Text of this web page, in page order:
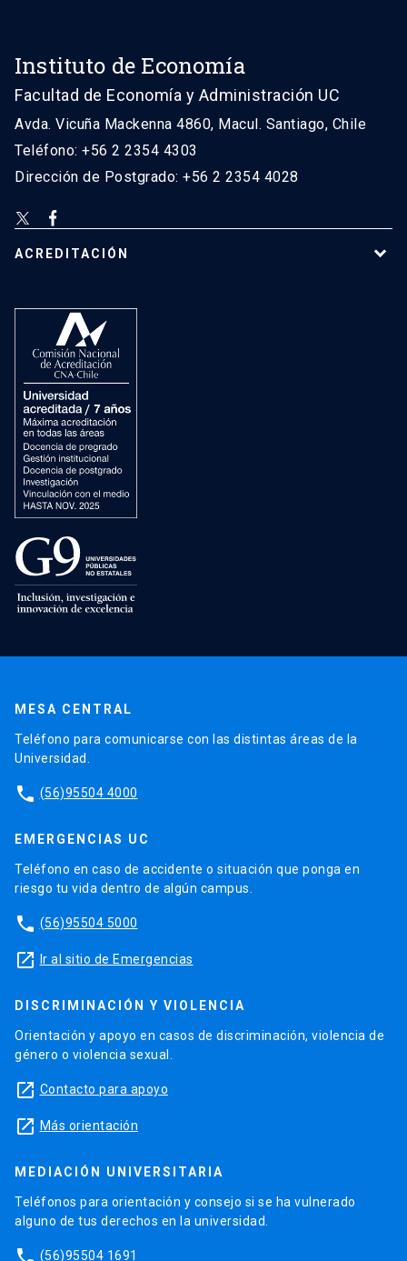
Instituto de Economía
Facultad de Economía y Administración UC
Avda. Vicuña Mackenna 4860, Macul. Santiago, Chile
Teléfono: +56 2 2354 4303
Dirección de Postgrado: +56 2 2354 4028
ACREDITACIÓN
MESA CENTRAL
Teléfono para comunicarse con las distintas áreas de la
Universidad.
phone (56)95504 4000
EMERGENCIAS UC
Teléfono en caso de accidente o situación que ponga en
riesgo tu vida dentro de algún campus.
phone (56)95504 5000
launch Ir al sitio de Emergencias
DISCRIMINACIÓN Y VIOLENCIA
Orientación y apoyo en casos de discriminación, violencia de
género o violencia sexual.
launch Contacto para apoyo
launch Más orientación
MEDIACIÓN UNIVERSITARIA
Teléfonos para orientación y consejo si se ha vulnerado
alguno de tus derechos en la universidad.
(56)95504 1691